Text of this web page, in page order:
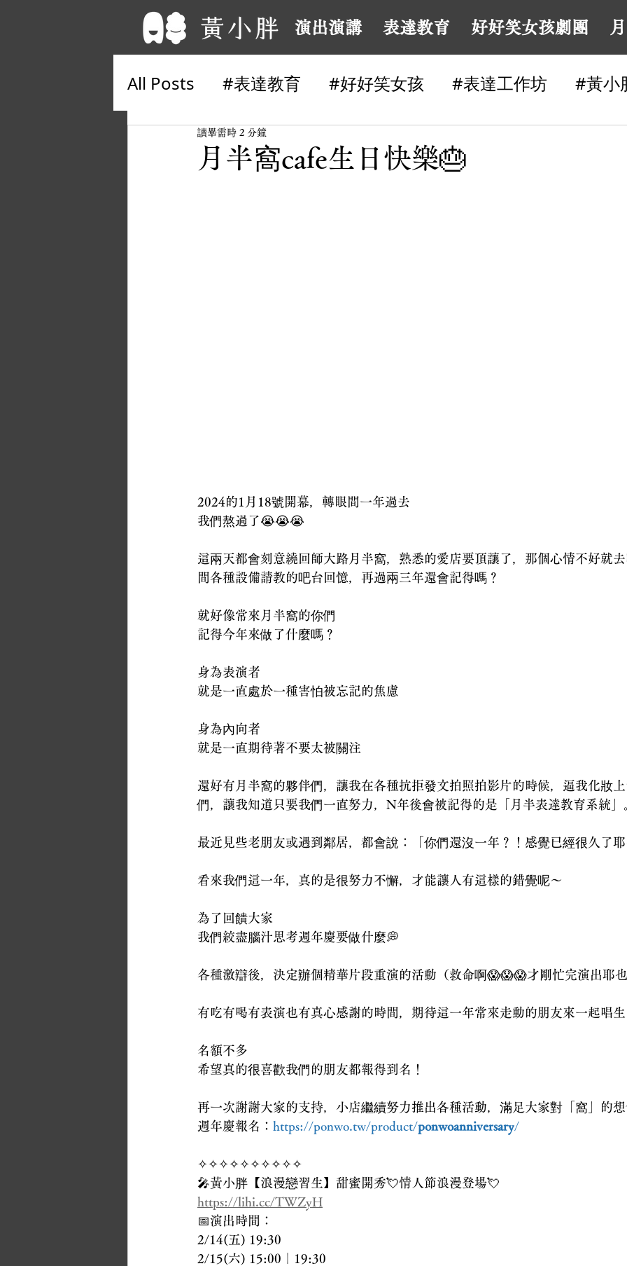
演出演講 表達教育 好好笑女孩劇團
All Posts #表達教育 #好好笑女孩 #表達工作坊 #黃小
#私人諮詢 幽默感
月半窩cafe生日快樂🎂
讀畢需時 2 分鐘
2024的1月18號開幕，轉眼間一年過去
我們熬過了😭😭😭
這兩天都會刻意繞回師大路月半窩，熟悉的愛店要頂讓了，那個心情不好就
間各種設備請教的吧台回憶，再過兩三年還會記得嗎？
就好像常來月半窩的你們
記得今年來做了什麼嗎？
身為表演者
就是一直處於一種害怕被忘記的焦慮
身為內向者
就是一直期待著不要太被關注
還好有月半窩的夥伴們，讓我在各種抗拒發文拍照拍影片的時候，逼我化妝
們，讓我知道只要我們一直努力，N年後會被記得的是「月半表達教育系統」
最近見些老朋友或遇到鄰居，都會說：「你們還沒一年？！感覺已經很久了
看來我們這一年，真的是很努力不懈，才能讓人有這樣的錯覺呢～
為了回饋大家
我們絞盡腦汁思考週年慶要做什麼💭
各種激辯後，決定辦個精華片段重演的活動（救命啊😱😱😱才剛忙完演出耶
有吃有喝有表演也有真心感謝的時間，期待這一年常來走動的朋友來一起唱
名額不多
希望真的很喜歡我們的朋友都報得到名！
再一次謝謝大家的支持，小店繼續努力推出各種活動，滿足大家對「窩」的
週年慶報名： https://ponwo.tw/product/ponwoanniversary/
✧✧✧✧✧✧✧✧✧✧
🎤黃小胖【浪漫戀習生】甜蜜開秀💘情人節浪漫登場💘
https://lihi.cc/TWZyH
📅演出時間：
2/14(五) 19:30
2/15(六) 15:00｜19:30